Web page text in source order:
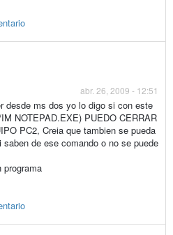
abr. 26, 2009 - 12:51
desde ms dos yo lo digo si con este
NOTEPAD.EXE) PUEDO CERRAR
PC2, Creia que tambien se pueda
de ese comando o no se puede
programa